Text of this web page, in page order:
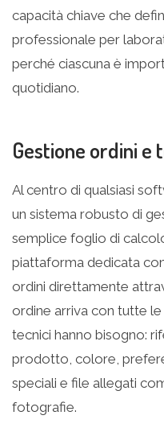
capacità chiave che
professionale per
perché ciascuna è
quotidiano.
Gestione ordini e
Al centro di qualsiasi
un sistema robusto di
semplice foglio di
piattaforma dedicata
ordini direttamente
ordine arriva con tutte
tecnici hanno bisogno:
prodotto, colore,
speciali e file allegati
fotografie.